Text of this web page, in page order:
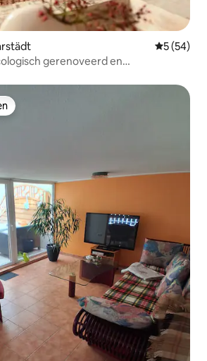
5 (54)
gerenoveerd en